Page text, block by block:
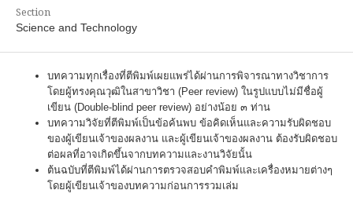
Section
Science and Technology
บทความทุกเรื่องที่ตีพิมพ์เผยแพร่ได้ผ่านการพิจารณาทางวิชาการ
โดยผู้ทรงคุณวุฒิในสาขาวิชา (Peer review) ในรูปแบบไม่มีชื่อผู้
เขียน (Double-blind peer review) อย่างน้อย ๓ ท่าน
บทความวิจัยที่ตีพิมพ์เป็นข้อค้นพบ ข้อคิดเห็นและความรับผิดชอบ
ของผู้เขียนเจ้าของผลงาน และผู้เขียนเจ้าของผลงาน ต้องรับผิดชอบ
ต่อผลที่อาจเกิดขึ้นจากบทความและงานวิจัยนั้น
ต้นฉบับที่ตีพิมพ์ได้ผ่านการตรวจสอบคำพิมพ์และเครื่องหมายต่างๆ
โดยผู้เขียนเจ้าของบทความก่อนการรวมเล่ม